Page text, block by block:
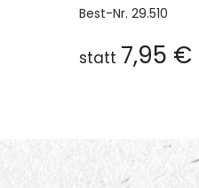
Best-Nr. 29.510
statt 7,95 €